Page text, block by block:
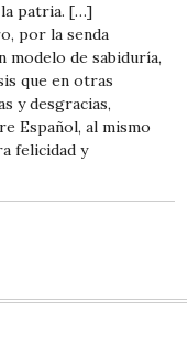
patria. […]
por la senda
modelo de sabiduría,
que en otras
y desgracias,
Español, al mismo
felicidad y